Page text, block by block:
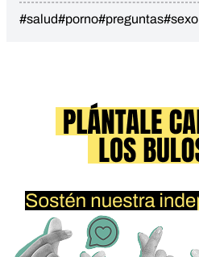
#salud#porno#preguntas#sexo